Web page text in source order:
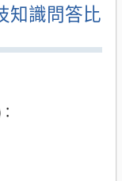
知識問答比